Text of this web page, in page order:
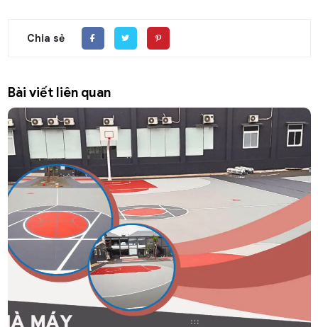
Chia sẻ
Bài viết liên quan